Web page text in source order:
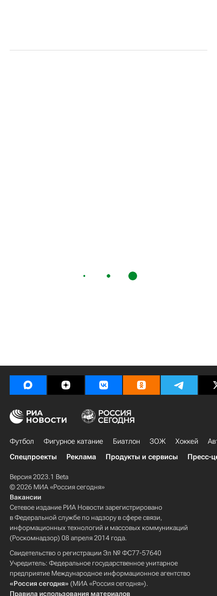
Футбол Фигурное катание Биатлон ЗОЖ Хоккей
Спецпроекты
Реклама Продукты и сервисы Пресс-
Версия 2023.1 Beta
© 2026 МИА «Россия сегодня»
Вакансии
Сетевое издание РИА Новости зарегистрировано
в Федеральной службе по надзору в сфере связи,
информационных технологий и массовых коммуникаций
(Роскомнадзор) 08 апреля 2014 года.
Свидетельство о регистрации Эл № ФС77-57640
Учредитель: Федеральное государственное унитарное
предприятие Международное информационное агентство
«Россия сегодня» (МИА «Россия сегодня»).
Правила использования материалов